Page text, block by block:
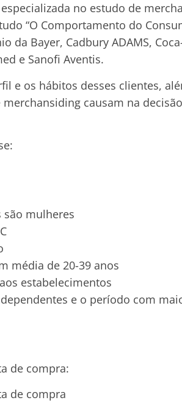
no estudo de
“O Comportamento do
da Bayer, Cadbury ADAMS,
e Sanofi Aventis.
e os hábitos desses clientes,
causam na
são mulheres
média de 20-39 anos
estabelecimentos
e o período com
de compra:
de compra